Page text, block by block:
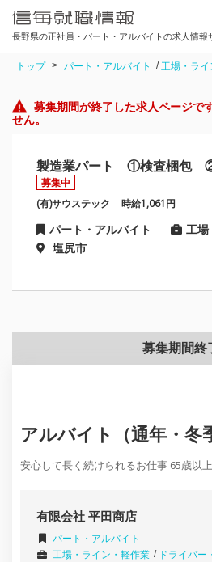
長野県の正社員・パート・アルバイトの求人情報
トップ パート・アルバイト 工場・ラ
募集期間が終了した求人ページで
せん。
製造業パート ①検査梱包
募集中
(有)サウステック 時給1,061円
パート・アルバイト
工場
塩尻市
募集期間終
アルバイト（通年・冬
安心して長く続けられるお仕事 65歳以
有限会社 平田商店
パート・アルバイト
工場・ライン・軽作業
ドライバー